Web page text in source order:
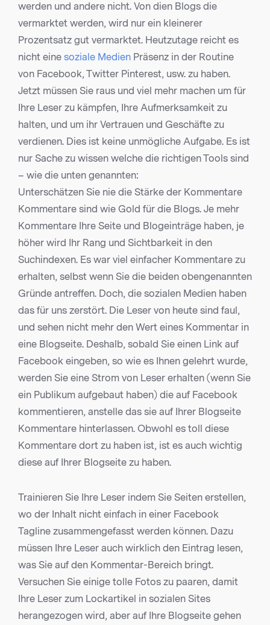
werden und andere nicht. Von dien Blogs die
vermarktet werden, wird nur ein kleinerer
Prozentsatz gut vermarktet. Heutzutage reicht es
nicht eine soziale Medien Präsenz in der Routine
von Facebook, Twitter Pinterest, usw. zu haben.
Jetzt müssen Sie raus und viel mehr machen um für
Ihre Leser zu kämpfen, Ihre Aufmerksamkeit zu
halten, und um ihr Vertrauen und Geschäfte zu
verdienen. Dies ist keine unmögliche Aufgabe. Es ist
nur Sache zu wissen welche die richtigen Tools sind
– wie die unten genannten:
Unterschätzen Sie nie die Stärke der Kommentare
Kommentare sind wie Gold für die Blogs. Je mehr
Kommentare Ihre Seite und Blogeinträge haben, je
höher wird Ihr Rang und Sichtbarkeit in den
Suchindexen. Es war viel einfacher Kommentare zu
erhalten, selbst wenn Sie die beiden obengenannten
Gründe antreffen. Doch, die sozialen Medien haben
das für uns zerstört. Die Leser von heute sind faul,
und sehen nicht mehr den Wert eines Kommentar in
eine Blogseite. Deshalb, sobald Sie einen Link auf
Facebook eingeben, so wie es Ihnen gelehrt wurde,
werden Sie eine Strom von Leser erhalten (wenn Sie
ein Publikum aufgebaut haben) die auf Facebook
kommentieren, anstelle das sie auf Ihrer Blogseite
Kommentare hinterlassen. Obwohl es toll diese
Kommentare dort zu haben ist, ist es auch wichtig
diese auf Ihrer Blogseite zu haben.
Trainieren Sie Ihre Leser indem Sie Seiten erstellen,
wo der Inhalt nicht einfach in einer Facebook
Tagline zusammengefasst werden können. Dazu
müssen Ihre Leser auch wirklich den Eintrag lesen,
was Sie auf den Kommentar-Bereich bringt.
Versuchen Sie einige tolle Fotos zu paaren, damit
Ihre Leser zum Lockartikel in sozialen Sites
herangezogen wird, aber auf Ihre Blogseite gehen